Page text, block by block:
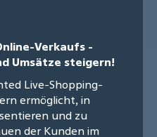
Verkaufs -
Umsätze steigern!
Live-Shopping-
ermöglicht, in
und zu
der Kunden im